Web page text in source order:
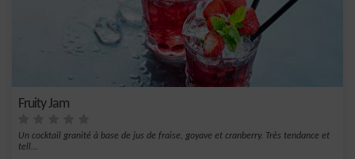
Fruity Jam
Un cocktail granité à base de jus de fraise, goyave et cranberry. Très tendance et
tell...